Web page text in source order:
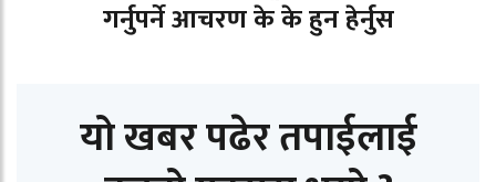
गर्नुपर्ने आचरण के के हुन हेर्नुस
यो खबर पढेर तपाईलाई